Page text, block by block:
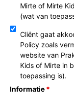
Mirte of Mirte
(wat van
Cliëntgaat
Policy zoals
website van
Kids of Mirte in
toepassing is).
Informatie *